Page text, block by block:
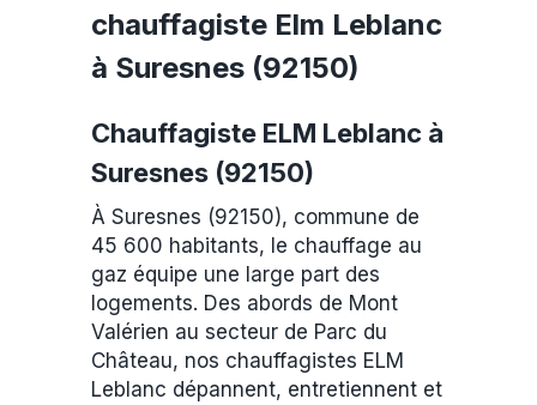
chauffagiste Elm Leblanc
à Suresnes (92150)
Chauffagiste ELM Leblanc à
Suresnes (92150)
À Suresnes (92150), commune de
45 600 habitants, le chauffage au
gaz équipe une large part des
logements. Des abords de Mont
Valérien au secteur de Parc du
Château, nos chauffagistes ELM
Leblanc dépannent, entretiennent et